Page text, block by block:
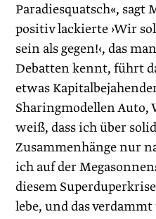
Paradiesquatsch«, sagt
positiv lackierte ›Wir
sein als gegen!‹, das
Debatten kennt, führt
etwas
Sharingmodellen Auto,
weiß, dass ich über
Zusammenhänge nur
ich auf der
diesem
lebe, und das